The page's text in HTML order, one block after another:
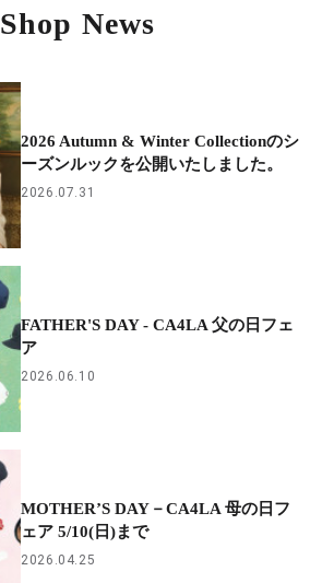
Shop News
2026 Autumn & Winter Collectionのシ
ーズンルックを公開いたしました。
2026.07.31
FATHER'S DAY - CA4LA 父の日フェ
ア
2026.06.10
MOTHER’S DAY－CA4LA 母の日フ
ェア 5/10(日)まで
2026.04.25